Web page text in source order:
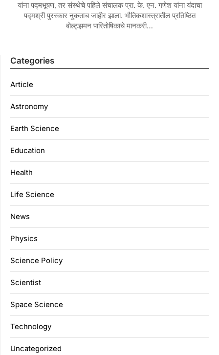
यांना पद्मभूषण, तर संस्थेचे पहिले संचालक प्रा. के. एन. गणेश यांना यंदाचा
पद्मश्री पुरस्कार नुकताच जाहीर झाला. भौतिकशास्त्रातील प्रतिष्ठित
बोल्ट्झमन पारितोषिकाचे मानकरी…
Categories
Article
Astronomy
Earth Science
Education
Health
Life Science
News
Physics
Science Policy
Scientist
Space Science
Technology
Uncategorized